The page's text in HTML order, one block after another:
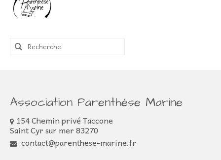
Rechercher
:
Association Parenthèse Marine
154 Chemin privé Taccone
Saint Cyr sur mer 83270
contact@parenthese-marine.fr